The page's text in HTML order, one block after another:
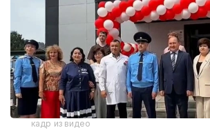
кадр из видео